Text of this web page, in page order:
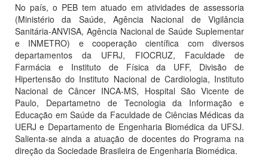
No país, o PEB tem atuado em atividades de assessoria
(Ministério da Saúde, Agência Nacional de Vigilância
Sanitária-ANVISA, Agência Nacional de Saúde Suplementar
e INMETRO) e cooperação científica com diversos
departamentos da UFRJ, FIOCRUZ, Faculdade de
Farmácia e Instituto de Física da UFF, Divisão de
Hipertensão do Instituto Nacional de Cardiologia, Instituto
Nacional de Câncer INCA-MS, Hospital São Vicente de
Paulo, Departametno de Tecnologia da Informação e
Educação em Saúde da Faculdade de Ciências Médicas da
UERJ e Departamento de Engenharia Biomédica da UFSJ.
Salienta-se ainda a atuação de docentes do Programa na
direção da Sociedade Brasileira de Engenharia Biomédica.